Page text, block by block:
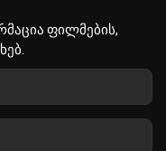
ფილმების,